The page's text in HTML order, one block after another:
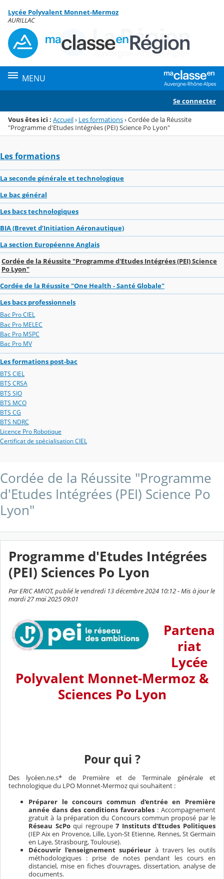
Menu de la rubrique
Contenu
Lycée Polyvalent Monnet-Mermoz
AURILLAC
MENU
Se connecter
Vous êtes ici : Accueil› Les formations›Cordée de la Réussite
"Programme d'Etudes Intégrées (PEI) Science Po Lyon"
Les formations
La seconde générale et technologique
Le bac général
Les bacs technologiques
BIA (Brevet d’Initiation Aéronautique)
La section Européenne Anglais
Cordée de la Réussite "Programme d'Etudes Intégrées (PEI) Science
Po Lyon"
Cordée de la Réussite "One Health - Santé Globale"
Les bacs professionnels
Bac Pro CIEL
Bac Pro MELEC
Bac Pro MSPC
Bac Pro MV
Les formations post-bac
BTS CIEL
BTS CRSA
BTS SIO
BTS MCO
BTS CG
BTS NDRC
Licence Pro Robotique
Certificat de spécialisation CIEL
Cordée de la Réussite "Programme
d'Etudes Intégrées (PEI) Science Po
Lyon"
Programme d'Etudes Intégrées
(PEI) Sciences Po Lyon
Par ERIC AMIOT, publié le vendredi 13 décembre 2024 10:12 - Mis à jour le
mardi 27 mai 2025 09:01
Partena
riat
Lycée
Polyvalent Monnet-Mermoz &
Sciences Po Lyon
Pour qui ?
Des lycéen.ne.s* de Première et de Terminale générale et
technologique du LPO Monnet-Mermoz qui souhaitent :
Préparer le concours commun d'entrée en Première
année dans des conditions favorables : Accompagnement
gratuit à la préparation du Concours commun proposé par le
Réseau ScPoqui regroupe7 Instituts d'Etudes Politiques
(IEP Aix en Provence, Lille, Lyon-St Etienne, Rennes, St Germain
en Laye, Strasbourg, Toulouse).
Découvrir l'enseignement supérieur à travers les outils
méthodologiques : prise de notes pendant les cours en
distanciel, mise en fiches d'ouvrages, dissertation, analyse de
documents.